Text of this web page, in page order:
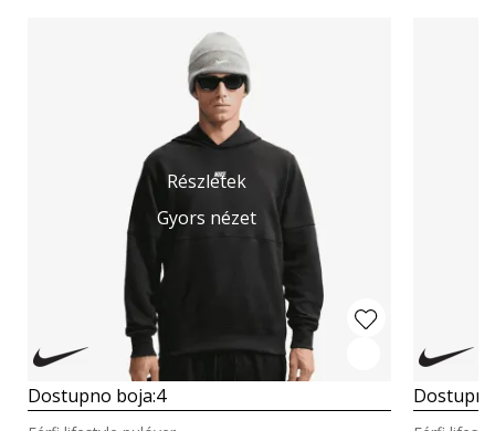
Részletek
Gyors nézet
Dostupno boja:4